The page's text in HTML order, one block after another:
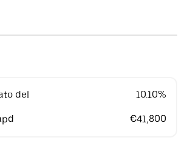
del 10.10%
€41,800